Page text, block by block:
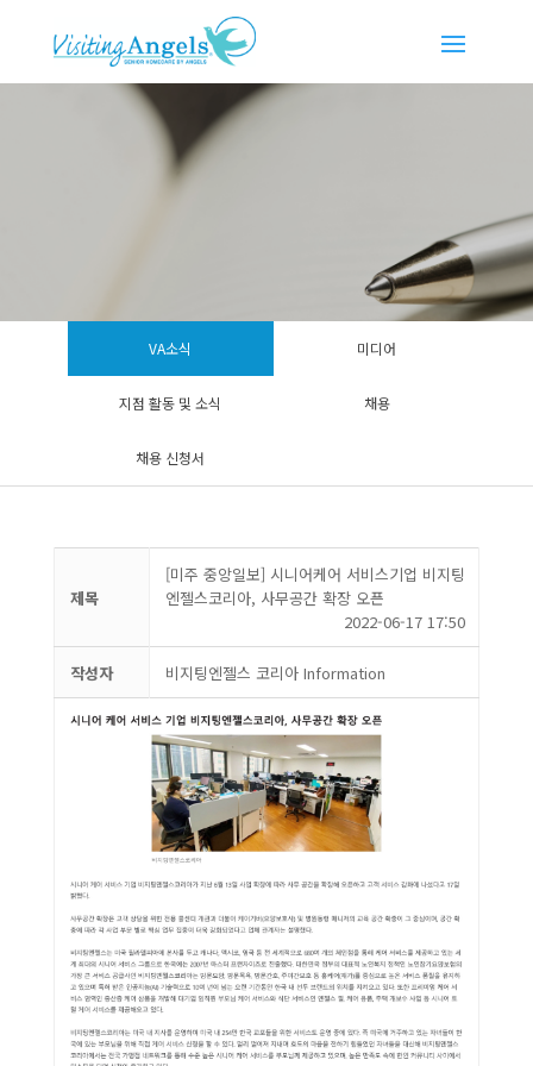
VA소식 미디어
지점 활동 및 소식 채용
채용 신청서
제목
[미주 중앙일보] 시니어케어 서비스기업 비지팅
엔젤스코리아, 사무공간 확장 오픈
2022-06-17 17:50
작성자 비지팅엔젤스 코리아 Information